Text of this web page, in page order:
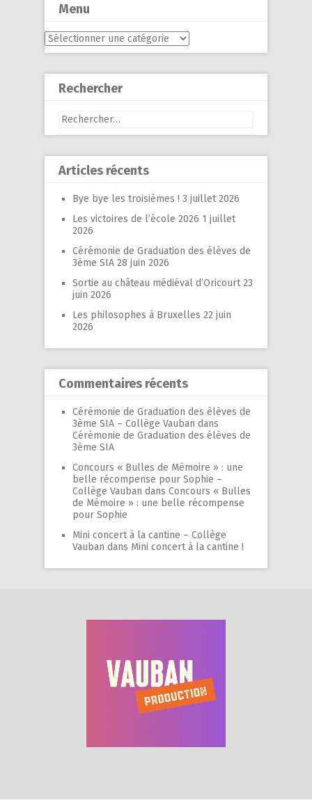
Menu
Menu
Rechercher
Rechercher :
Articles récents
Bye bye les troisièmes ! 3 juillet 2026
Les victoires de l’école 2026 1 juillet
2026
Cérémonie de Graduation des élèves de
3ème SIA 28 juin 2026
Sortie au château médiéval d’Oricourt 23
juin 2026
Les philosophes à Bruxelles 22 juin
2026
Commentaires récents
Cérémonie de Graduation des élèves de
3ème SIA – Collège Vauban dans
Cérémonie de Graduation des élèves de
3ème SIA
Concours « Bulles de Mémoire » : une
belle récompense pour Sophie –
Collège Vauban dans Concours « Bulles
de Mémoire » : une belle récompense
pour Sophie
Mini concert à la cantine – Collège
Vauban dans Mini concert à la cantine !